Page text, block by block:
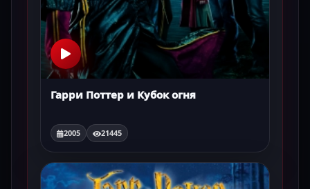
Гарри Поттер и Кубок огня
2005 21445